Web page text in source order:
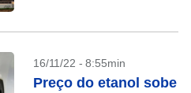
16/11/22 - 8:55min
Preço do etanol sobe